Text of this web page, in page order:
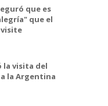
que es
que el
visite
la visita del
a la Argentina